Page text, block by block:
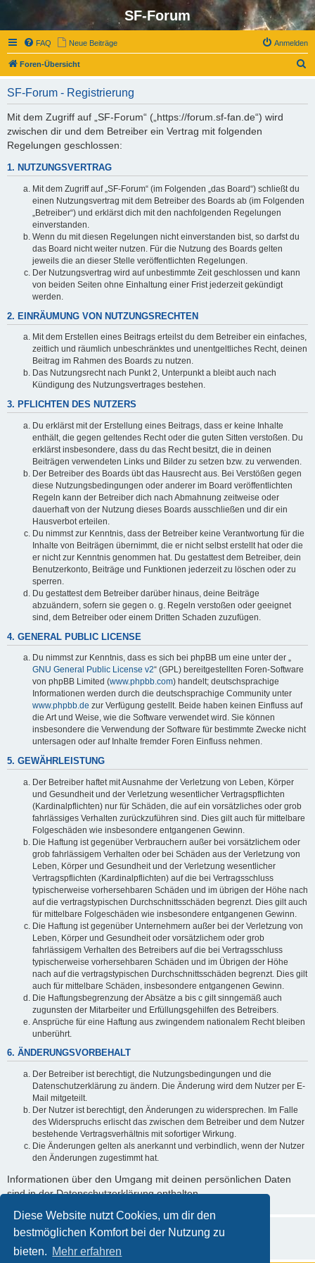
Diese Website nutzt Cookies, um dir den
bestmöglichen Komfort bei der Nutzung zu
bieten. Mehr erfahren
SF-Forum
FAQ Neue Beiträge Anmelden
Foren-Übersicht
SF-Forum - Registrierung
Mit dem Zugriff auf „SF-Forum“ („https://forum.sf-fan.de“) wird
zwischen dir und dem Betreiber ein Vertrag mit folgenden
Regelungen geschlossen:
1. NUTZUNGSVERTRAG
Mit dem Zugriff auf „SF-Forum“ (im Folgenden „das Board“) schließt du
einen Nutzungsvertrag mit dem Betreiber des Boards ab (im Folgenden
„Betreiber“) und erklärst dich mit den nachfolgenden Regelungen
einverstanden.
Wenn du mit diesen Regelungen nicht einverstanden bist, so darfst du
das Board nicht weiter nutzen. Für die Nutzung des Boards gelten
jeweils die an dieser Stelle veröffentlichten Regelungen.
Der Nutzungsvertrag wird auf unbestimmte Zeit geschlossen und kann
von beiden Seiten ohne Einhaltung einer Frist jederzeit gekündigt
werden.
2. EINRÄUMUNG VON NUTZUNGSRECHTEN
Mit dem Erstellen eines Beitrags erteilst du dem Betreiber ein einfaches,
zeitlich und räumlich unbeschränktes und unentgeltliches Recht, deinen
Beitrag im Rahmen des Boards zu nutzen.
Das Nutzungsrecht nach Punkt 2, Unterpunkt a bleibt auch nach
Kündigung des Nutzungsvertrages bestehen.
3. PFLICHTEN DES NUTZERS
Du erklärst mit der Erstellung eines Beitrags, dass er keine Inhalte
enthält, die gegen geltendes Recht oder die guten Sitten verstoßen. Du
erklärst insbesondere, dass du das Recht besitzt, die in deinen
Beiträgen verwendeten Links und Bilder zu setzen bzw. zu verwenden.
Der Betreiber des Boards übt das Hausrecht aus. Bei Verstößen gegen
diese Nutzungsbedingungen oder anderer im Board veröffentlichten
Regeln kann der Betreiber dich nach Abmahnung zeitweise oder
dauerhaft von der Nutzung dieses Boards ausschließen und dir ein
Hausverbot erteilen.
Du nimmst zur Kenntnis, dass der Betreiber keine Verantwortung für die
Inhalte von Beiträgen übernimmt, die er nicht selbst erstellt hat oder die
er nicht zur Kenntnis genommen hat. Du gestattest dem Betreiber, dein
Benutzerkonto, Beiträge und Funktionen jederzeit zu löschen oder zu
sperren.
Du gestattest dem Betreiber darüber hinaus, deine Beiträge
abzuändern, sofern sie gegen o. g. Regeln verstoßen oder geeignet
sind, dem Betreiber oder einem Dritten Schaden zuzufügen.
4. GENERAL PUBLIC LICENSE
Du nimmst zur Kenntnis, dass es sich bei phpBB um eine unter der „
GNU General Public License v2“ (GPL) bereitgestellten Foren-Software
von phpBB Limited (www.phpbb.com) handelt; deutschsprachige
Informationen werden durch die deutschsprachige Community unter
www.phpbb.de zur Verfügung gestellt. Beide haben keinen Einfluss auf
die Art und Weise, wie die Software verwendet wird. Sie können
insbesondere die Verwendung der Software für bestimmte Zwecke nicht
untersagen oder auf Inhalte fremder Foren Einfluss nehmen.
5. GEWÄHRLEISTUNG
Der Betreiber haftet mit Ausnahme der Verletzung von Leben, Körper
und Gesundheit und der Verletzung wesentlicher Vertragspflichten
(Kardinalpflichten) nur für Schäden, die auf ein vorsätzliches oder grob
fahrlässiges Verhalten zurückzuführen sind. Dies gilt auch für mittelbare
Folgeschäden wie insbesondere entgangenen Gewinn.
Die Haftung ist gegenüber Verbrauchern außer bei vorsätzlichem oder
grob fahrlässigem Verhalten oder bei Schäden aus der Verletzung von
Leben, Körper und Gesundheit und der Verletzung wesentlicher
Vertragspflichten (Kardinalpflichten) auf die bei Vertragsschluss
typischerweise vorhersehbaren Schäden und im übrigen der Höhe nach
auf die vertragstypischen Durchschnittsschäden begrenzt. Dies gilt auch
für mittelbare Folgeschäden wie insbesondere entgangenen Gewinn.
Die Haftung ist gegenüber Unternehmern außer bei der Verletzung von
Leben, Körper und Gesundheit oder vorsätzlichem oder grob
fahrlässigem Verhalten des Betreibers auf die bei Vertragsschluss
typischerweise vorhersehbaren Schäden und im Übrigen der Höhe
nach auf die vertragstypischen Durchschnittsschäden begrenzt. Dies gilt
auch für mittelbare Schäden, insbesondere entgangenen Gewinn.
Die Haftungsbegrenzung der Absätze a bis c gilt sinngemäß auch
zugunsten der Mitarbeiter und Erfüllungsgehilfen des Betreibers.
Ansprüche für eine Haftung aus zwingendem nationalem Recht bleiben
unberührt.
6. ÄNDERUNGSVORBEHALT
Der Betreiber ist berechtigt, die Nutzungsbedingungen und die
Datenschutzerklärung zu ändern. Die Änderung wird dem Nutzer per E-
Mail mitgeteilt.
Der Nutzer ist berechtigt, den Änderungen zu widersprechen. Im Falle
des Widerspruchs erlischt das zwischen dem Betreiber und dem Nutzer
bestehende Vertragsverhältnis mit sofortiger Wirkung.
Die Änderungen gelten als anerkannt und verbindlich, wenn der Nutzer
den Änderungen zugestimmt hat.
Informationen über den Umgang mit deinen persönlichen Daten
sind in der Datenschutzerklärung enthalten.